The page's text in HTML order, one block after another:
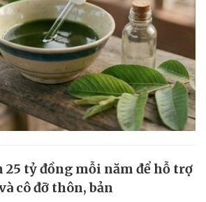
25 tỷ đồng mỗi năm để hỗ trợ
cô đỡ thôn, bản